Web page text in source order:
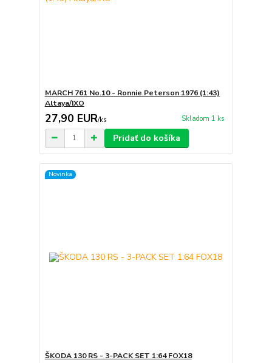
MARCH 761 No.10 - Ronnie Peterson 1976 (1:43)
Altaya/IXO
27,90 EUR/ks Skladom 1 ks
Pridať do košíka
Novinka
ŠKODA 130 RS - 3-PACK SET 1:64 FOX18